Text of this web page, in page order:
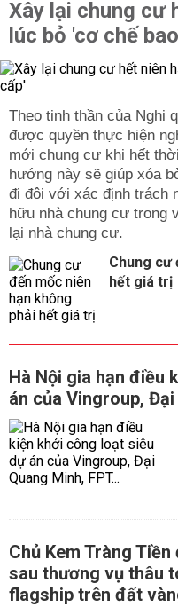
Xây lại chung cư
lúc bỏ 'cơ chế
Theo tinh thần của Nghị
được quyền thực hiện
mới chung cư khi hết
hướng này sẽ giúp xóa
đi đôi với xác định trách
hữu nhà chung cư trong
lại nhà chung cư.
Chung cư
hết giá trị
Hà Nội gia hạn điều
án của Vingroup, Đại
Chủ Kem Tràng
sau thương vụ thâu
flagship trên đất